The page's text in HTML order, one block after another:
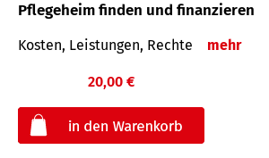
Pflegeheim finden und finanzieren
Kosten, Leistungen, Rechte mehr
20,00 €